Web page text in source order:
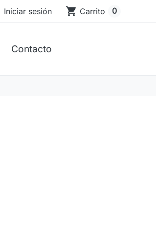
Iniciar sesión shopping_cart Carrito 0
Contacto